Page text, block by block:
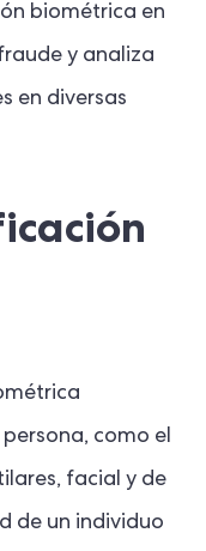
biométrica en
y analiza
en diversas
como el
facial y de
de un individuo